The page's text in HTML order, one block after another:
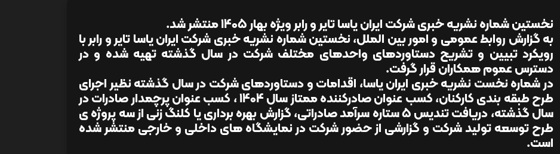
نخستین شماره نشریه خبری شرکت ایران یاسا تایر و رابر ویژه بهار 1405 منتشر شد.
به گزارش روابط عمومی و امور بین الملل، نخستین شماره نشریه خبری شرکت ایران یاسا تایر و رابر با
رویکرد تبیین و تشریح دستاوردهای واحدهای مختلف شرکت در سال گذشته تهیه شده و در
دسترس عموم همکاران قرار گرفت.
در شماره نخست نشریه خبری ایران یاسا، اقدامات و دستاوردهای شرکت در سال گذشته نظیر اجرای
طرح طبقه بندی کارکنان، کسب عنوان صادرکننده ممتاز سال 1404 ، کسب عنوان پرچمدار صادرات در
سال گذشته، دریافت تندیس 5 ستاره سرآمد صادراتی، گزارش بهره برداری یا کلنگ زنی از سه پروژه ی
طرح توسعه تولید شرکت و گزارشی از حضور شرکت در نمایشگاه های داخلی و خارجی منتشر شده
است.